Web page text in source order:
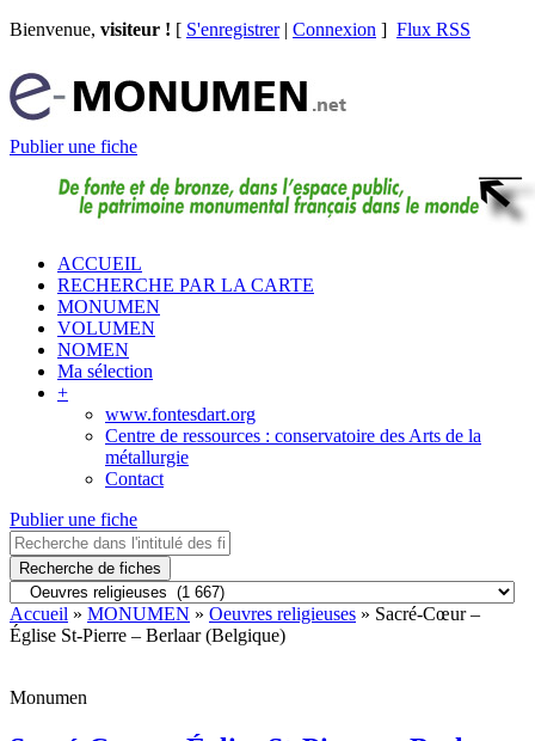
Bienvenue, visiteur ! [ S'enregistrer| Connexion ] Flux RSS
Publier une fiche
ACCUEIL
RECHERCHE PAR LA CARTE
MONUMEN
VOLUMEN
NOMEN
Ma sélection
+
www.fontesdart.org
Centre de ressources : conservatoire des Arts de la
métallurgie
Contact
Publier une fiche
Recherche de fiches
Accueil » MONUMEN » Oeuvres religieuses » Sacré-Cœur –
Église St-Pierre – Berlaar (Belgique)
Monumen